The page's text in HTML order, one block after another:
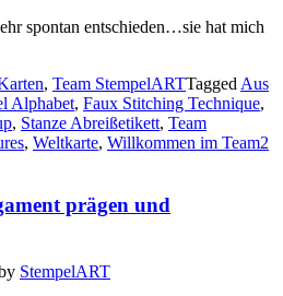
spontan entschieden…sie hat mich
, Team StempelARTTagged Aus
Alphabet, Faux Stitching Technique,
, Stanze Abreißetikett, Team
, Weltkarte, Willkommen im Team2
prägen und
StempelART